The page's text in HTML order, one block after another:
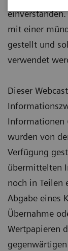
mit einer
gestellt und
verwendet
Dieser
Informationen
wurden von
Verfügung
übermittelten
noch in Teilen
Abgabe eines
Übernahme
Wertpapieren